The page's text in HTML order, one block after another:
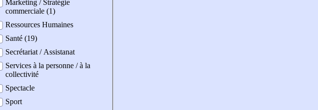
Marketing / Stratégie
commerciale (1)
Ressources Humaines
Santé (19)
Secrétariat / Assistanat
Services à la personne / à la
collectivité
Spectacle
Sport